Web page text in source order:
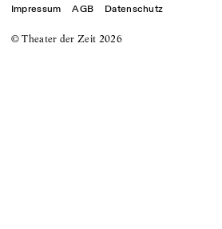
© Theater der Zeit 2026
Impressum AGB Datenschutz